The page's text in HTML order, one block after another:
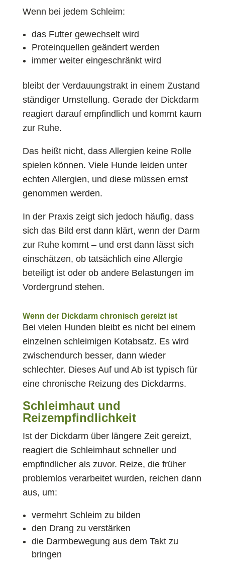
Wenn bei jedem Schleim:
das Futter gewechselt wird
Proteinquellen geändert werden
immer weiter eingeschränkt wird
bleibt der Verdauungstrakt in einem Zustand
ständiger Umstellung. Gerade der Dickdarm
reagiert darauf empfindlich und kommt kaum
zur Ruhe.
Das heißt nicht, dass Allergien keine Rolle
spielen können. Viele Hunde leiden unter
echten Allergien, und diese müssen ernst
genommen werden.
In der Praxis zeigt sich jedoch häufig, dass
sich das Bild erst dann klärt, wenn der Darm
zur Ruhe kommt – und erst dann lässt sich
einschätzen, ob tatsächlich eine Allergie
beteiligt ist oder ob andere Belastungen im
Vordergrund stehen.
Wenn der Dickdarm chronisch gereizt ist
Bei vielen Hunden bleibt es nicht bei einem
einzelnen schleimigen Kotabsatz. Es wird
zwischendurch besser, dann wieder
schlechter. Dieses Auf und Ab ist typisch für
eine chronische Reizung des Dickdarms.
Schleimhaut und
Reizempfindlichkeit
Ist der Dickdarm über längere Zeit gereizt,
reagiert die Schleimhaut schneller und
empfindlicher als zuvor. Reize, die früher
problemlos verarbeitet wurden, reichen dann
aus, um:
vermehrt Schleim zu bilden
den Drang zu verstärken
die Darmbewegung aus dem Takt zu
bringen